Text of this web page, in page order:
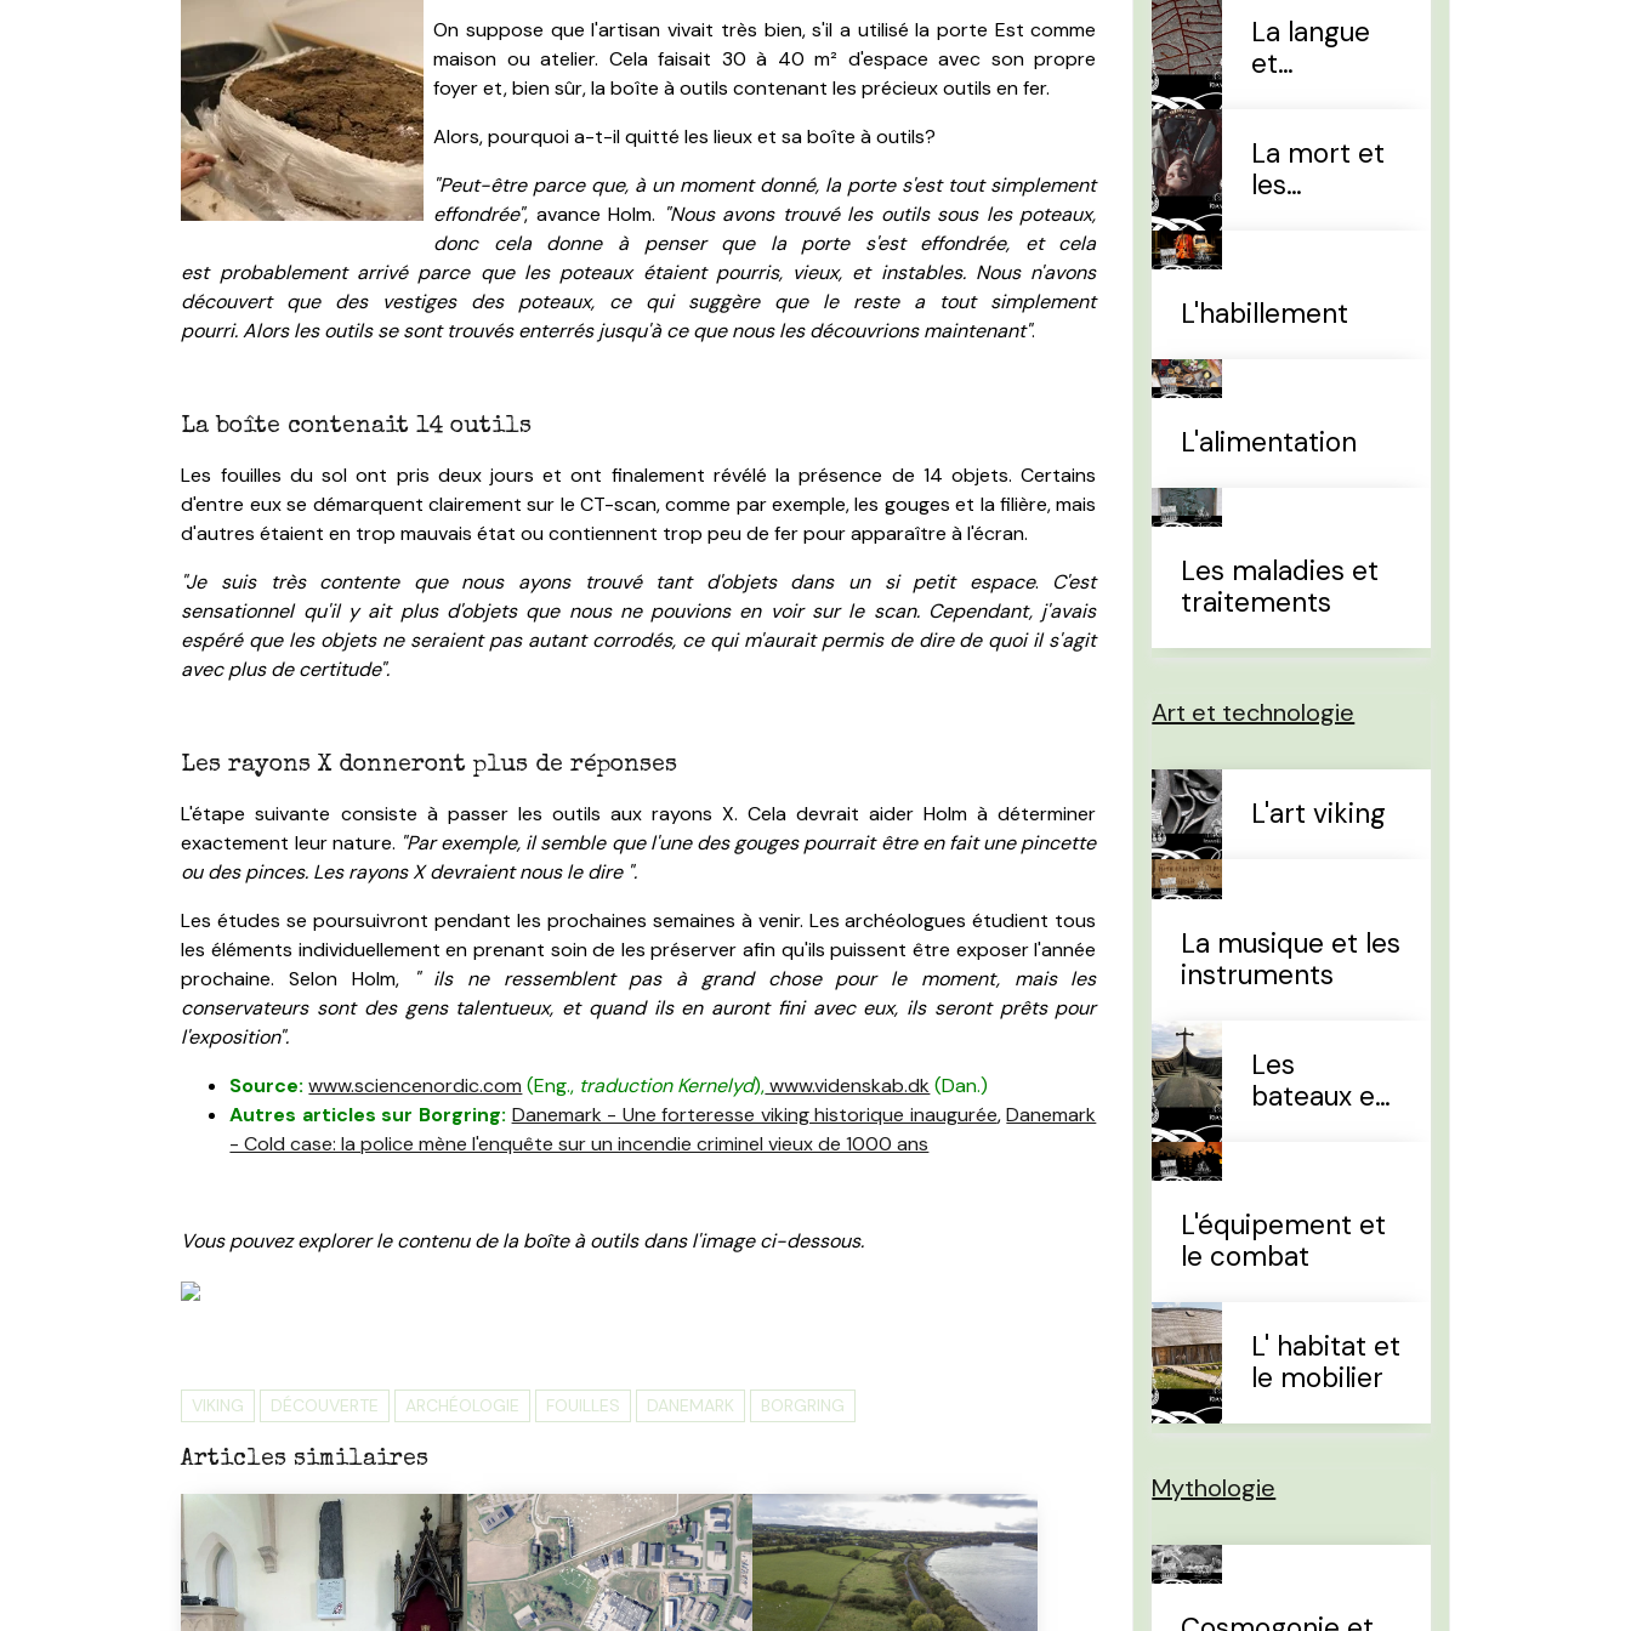
On suppose que l'artisan vivait très bien, s'il a utilisé la porte Est comme
maison ou atelier. Cela faisait 30 à 40 m² d'espace avec son propre
foyer et, bien sûr, la boîte à outils contenant les précieux outils en fer.
Alors, pourquoi a-t-il quitté les lieux et sa boîte à outils?
"Peut-être parce que, à un moment donné, la porte s'est tout simplement
effondrée", avance Holm. "Nous avons trouvé les outils sous les poteaux,
donc cela donne à penser que la porte s'est effondrée, et cela
est probablement arrivé parce que les poteaux étaient pourris, vieux, et instables. Nous n'avons
découvert que des vestiges des poteaux, ce qui suggère que le reste a tout simplement
pourri.Alors les outils se sont trouvés enterrés jusqu'à ce que nous les découvrions maintenant".
La boîte contenait 14 outils
Les fouilles du sol ont pris deux jours et ont finalement révélé la présence de 14 objets.Certains
d'entre eux se démarquent clairement sur le CT-scan, comme par exemple, les gouges et la filière, mais
d'autres étaient en trop mauvais état ou contiennent trop peu de fer pour apparaître à l'écran.
"Je suis très contente que nous ayons trouvé tant d'objets dans un si petit espace. C'est
sensationnelqu'il y ait plus d'objets que nous ne pouvions en voir sur le scan. Cependant, j'avais
espéré que les objets ne seraient pas autant corrodés, ce qui m'aurait permis de dire de quoi il s'agit
avec plus de certitude".
Les rayons X donneront plus de réponses
L'étape suivante consiste à passer les outils aux rayons X. Cela devrait aider Holm à déterminer
exactement leur nature. "Par exemple, il semble que l'une des gouges pourrait être en fait une pincette
ou des pinces. Les rayons X devraient nous le dire ".
Les études se poursuivront pendant les prochaines semaines à venir. Les archéologues étudient tous
les éléments individuellement en prenant soin de les préserver afin qu'ils puissent être exposer l'année
prochaine. Selon Holm,
" ils ne ressemblent pas à grand chose pour le moment, mais les
conservateurs sont des gens talentueux, et quand ils en auront fini avec eux, ils seront prêts pour
l'exposition".
Source:www.sciencenordic.com (Eng., traduction Kernelyd),www.videnskab.dk (Dan.)
Autres articles sur Borgring: Danemark - Une forteresse viking historique inaugurée,Danemark
- Cold case: la police mène l'enquête sur un incendie criminel vieux de 1000 ans
Vous pouvez explorer le contenu de la boîte à outils dans l'image ci-dessous.
VIKING DÉCOUVERTE ARCHÉOLOGIE FOUILLES DANEMARK BORGRING
Articles similaires
La langue
et
La mort et
les
L'habillement
L'alimentation
Les maladies et
traitements
Art et technologie
L'art viking
La musique et les
instruments
Les
bateaux et
L'équipement et
le combat
L' habitat et
le mobilier
Mythologie